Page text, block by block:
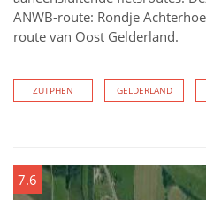
ANWB-route: Rondje
route van Oost Gelderland.
ZUTPHEN GELDERLAND
7.6